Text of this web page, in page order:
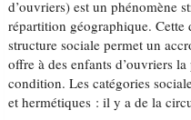
d’ouvriers) est un phénomène
répartition géographique.
structure sociale permet un
offre à des enfants d’ouvriers
condition. Les catégories
et hermétiques : il y a de la